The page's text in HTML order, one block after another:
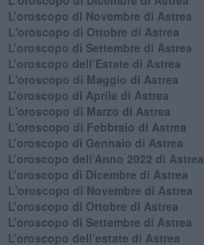
L’oroscopo di Novembre di Astrea
L'oroscopo di Ottobre di Astrea
​L’oroscopo di Settembre di Astrea
​L’oroscopo dell’Estate di Astrea
L'oroscopo di Maggio di Astrea
​L’oroscopo di Aprile di Astrea
L'oroscopo di Marzo di Astrea
L'oroscopo di Febbraio di Astrea
​L’oroscopo di Gennaio di Astrea
​L’oroscopo dell’Anno 2022 di Astrea
​L’oroscopo di Dicembre di Astrea
L'oroscopo di Novembre di Astrea
​L’oroscopo di Ottobre di Astrea
​L’oroscopo di Settembre di Astrea
L’oroscopo dell’estate di Astrea